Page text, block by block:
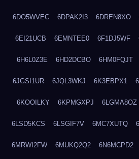
6DO5WVEC 6DPAK2I3 6DREN8XO
6EI21UCB 6EMNTEE0 6F1DJ5WF
6H6L0Z3E 6HD2DCBO 6HM0FQJT
6JGSI1UR 6JQL3WKJ 6K3EBPX1
6KOOILKY 6KPMGXPJ 6LGMA8OZ
6LSD5KCS 6LSGIF7V 6MC7XUTQ
6MRWI2FW 6MUKQ2Q2 6N6MCPD2